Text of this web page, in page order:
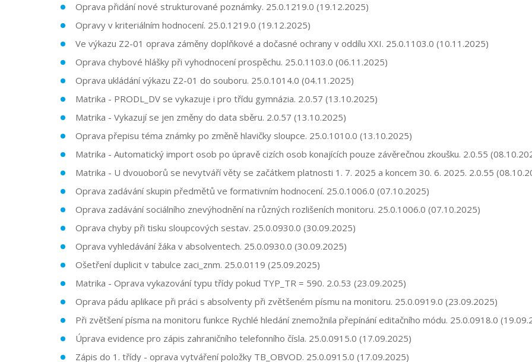
Oprava přidání nové strukturované poznámky. 25.0.1219.0 (19.12.2025)
Opravy v kriteriálním hodnocení. 25.0.1219.0 (19.12.2025)
Ve výkazu Z2-01 oprava záměny doplňkové a dočasné ochrany v oddílu XXI. 25.0.1103.0 (10.11.2025)
Oprava chybové hlášky při vyhodnocení prospěchu. 25.0.1103.0 (06.11.2025)
Oprava ukládání výkazu Z2-01 do souboru. 25.0.1014.0 (04.11.2025)
Matrika - PRODL_DV se vykazuje i pro třídu gymnázia. 2.0.57 (13.10.2025)
Matrika - Vykazují se jen změny do data sběru. 2.0.57 (13.10.2025)
Oprava přepisu téma známky po změně hlavičky sloupce. 25.0.1010.0 (13.10.2025)
Matrika - Automatický import osob po úpravě cizích osob konajících pouze závěrečnou zkoušku. 2.0.55
Matrika - U dvouoborů se nevytváří věty se začátkem platnosti 1. 7. 2025 a koncem 30. 6. 2025. 2.0.55
Oprava zadávání skupin předmětů ve formativním hodnocení. 25.0.1006.0 (07.10.2025)
Oprava zadávání sociálního znevýhodnění na různých rozlišeních monitoru. 25.0.1006.0 (07.10.2025)
Oprava chyby při tisku sloupcových sestav. 25.0.0930.0 (30.09.2025)
Oprava vyhledávání žáka v absolventech. 25.0.0930.0 (30.09.2025)
Ošetření duplicit v tabulce zaci_znm. 25.0.0119 (25.09.2025)
Matrika - Oprava vykazování typu třídy pokud TYP_TR = 590. 2.0.53 (23.09.2025)
Oprava pádu aplikace při práci s absolventy při zvětšeném písmu na monitoru. 25.0.0919.0 (23.09.2025)
Při zvětšení písma na monitoru funkce Rychlé hledání znemožnila přepínání editačního módu. 25.0.0918.0
Úprava evidence pro zápis zahraničního telefonního čísla. 25.0.0915.0 (17.09.2025)
Zápis do 1. třídy - oprava vytváření položky TB_OBVOD. 25.0.0915.0 (17.09.2025)